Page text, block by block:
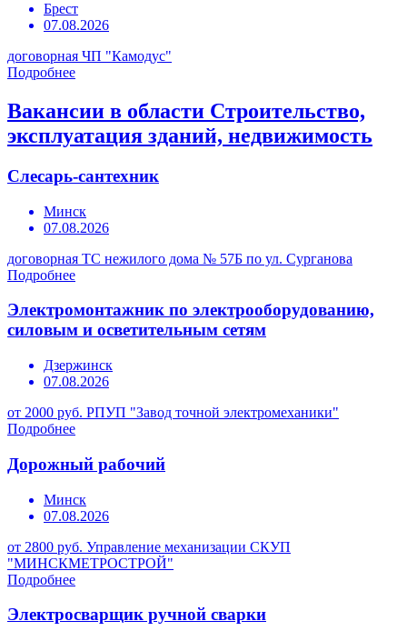
Брест
07.08.2026
договорная ЧП "Камодус"
Подробнее
Вакансии в области Строительство,
эксплуатация зданий, недвижимость
Слесарь-сантехник
Минск
07.08.2026
договорная ТС нежилого дома № 57Б по ул. Сурганова
Подробнее
Электромонтажник по электрооборудованию,
силовым и осветительным сетям
Дзержинск
07.08.2026
от 2000 руб. РПУП "Завод точной электромеханики"
Подробнее
Дорожный рабочий
Минск
07.08.2026
от 2800 руб. Управление механизации СКУП
"МИНСКМЕТРОСТРОЙ"
Подробнее
Электросварщик ручной сварки